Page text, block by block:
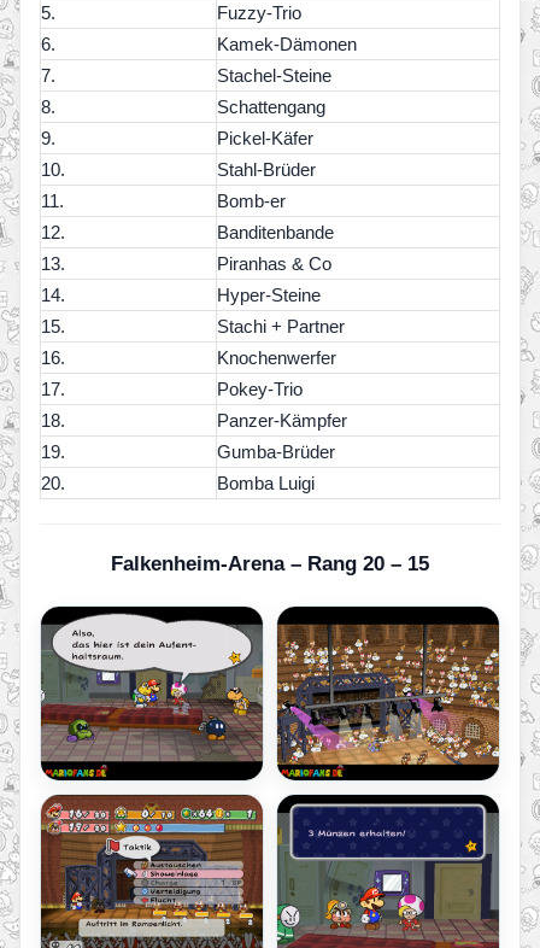
5.
Fuzzy-Trio
6.
Kamek-Dämonen
7.
Stachel-Steine
8.
Schattengang
9.
Pickel-Käfer
10.
Stahl-Brüder
11.
Bomb-er
12.
Banditenbande
13.
Piranhas & Co
14.
Hyper-Steine
15.
Stachi + Partner
16.
Knochenwerfer
17.
Pokey-Trio
18.
Panzer-Kämpfer
19.
Gumba-Brüder
20.
Bomba Luigi
Falkenheim-Arena – Rang 20 – 15